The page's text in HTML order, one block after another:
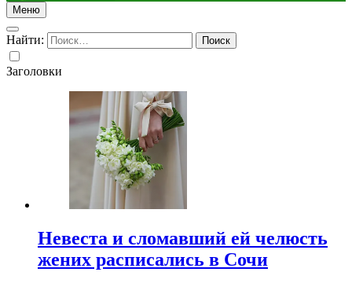
Меню
Найти:
Заголовки
Невеста и сломавший ей челюсть
жених расписались в Сочи